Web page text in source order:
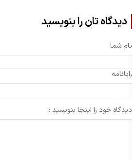
دیدگاه تان را بنویسید
نام شما
رایانامه
دیدگاه خود را اینجا بنویسید :